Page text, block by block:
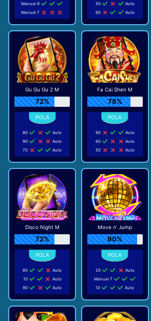
Manual 9
Manual 7
50
Auto
60
Auto
Gu Gu Gu 2 M
72%
80
Auto
90
Auto
70
Auto
Fa Cai Shen M
78%
90
Auto
60
Auto
50
Auto
Disco Night M
72%
80
Auto
10
Auto
90
Auto
Move n' Jump
90%
20
Auto
Manual 7
10
Auto